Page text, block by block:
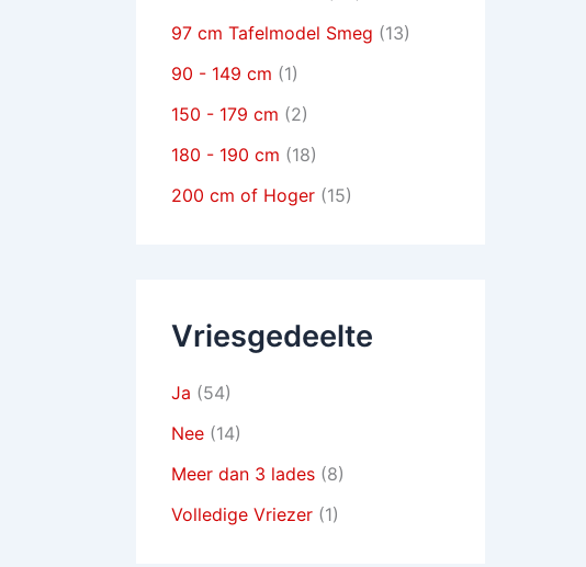
97 cm Tafelmodel Smeg (13)
90 - 149 cm (1)
150 - 179 cm (2)
180 - 190 cm (18)
200 cm of Hoger (15)
Vriesgedeelte
Ja (54)
Nee (14)
Meer dan 3 lades (8)
Volledige Vriezer (1)